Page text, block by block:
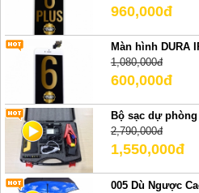
960,000đ
Màn hình DURA
1,080,000đ
600,000đ
Bộ sạc dự
2,790,000đ
1,550,000đ
005 Dù Ngược